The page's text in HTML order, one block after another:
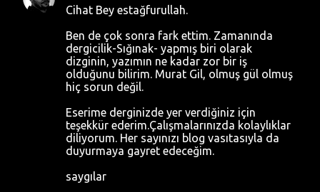
Cihat Bey estağfurullah.
Ben de çok sonra fark ettim. Zamanında
dergicilik-Sığınak- yapmış biri olarak
dizginin, yazımın ne kadar zor bir iş
olduğunu bilirim. Murat Gil, olmuş gül olmuş
hiç sorun değil.
Eserime derginizde yer verdiğiniz için
teşekkür ederim.Çalışmalarınızda kolaylıklar
diliyorum. Her sayınızı blog vasıtasıyla da
duyurmaya gayret edeceğim.
saygılar